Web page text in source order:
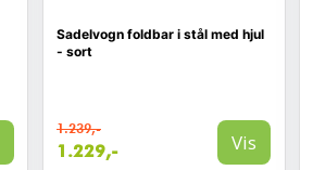
Sadelvogn foldbar i stål med hjul
- sort
1.239,-
1.229,- Vis